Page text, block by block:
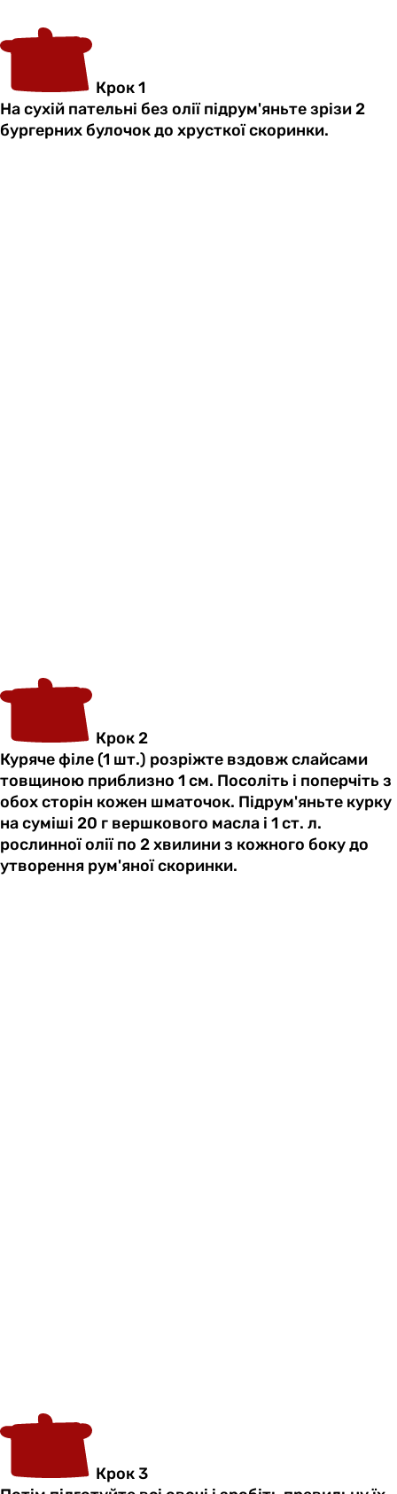
Крок 1
На сухій пательні без олії підрум'яньте зрізи 2
бургерних булочок до хрусткої скоринки.
Крок 2
Куряче філе (1 шт.) розріжте вздовж слайсами
товщиною приблизно 1 см. Посоліть і поперчіть з
обох сторін кожен шматочок. Підрум'яньте курку
на суміші 20 г вершкового масла і 1 ст. л.
рослинної олії по 2 хвилини з кожного боку до
утворення рум'яної скоринки.
Крок 3